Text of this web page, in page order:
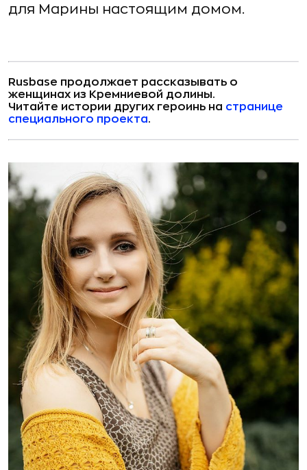
для Марины настоящим домом.
Rusbase продолжает рассказывать о
женщинах из Кремниевой долины.
Читайте истории других героинь на странице
специального проекта.